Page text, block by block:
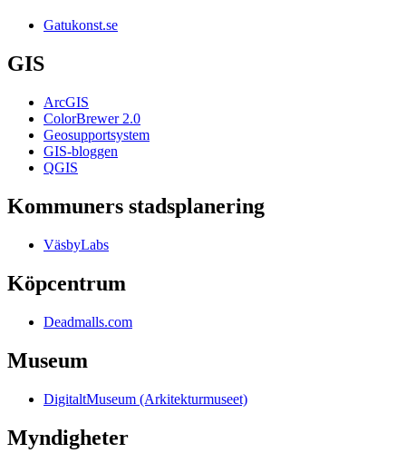
Gatukonst.se
GIS
ArcGIS
ColorBrewer 2.0
Geosupportsystem
GIS-bloggen
QGIS
Kommuners stadsplanering
VäsbyLabs
Köpcentrum
Deadmalls.com
Museum
DigitaltMuseum (Arkitekturmuseet)
Myndigheter